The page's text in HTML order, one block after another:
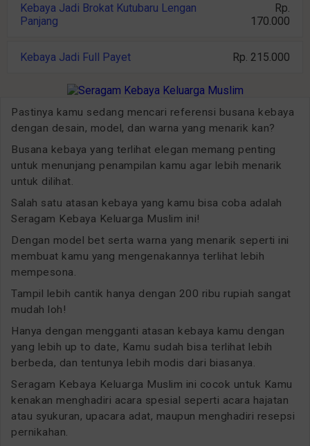
Kebaya Jadi Brokat Kutubaru Lengan
Panjang
Rp.
170.000
Kebaya Jadi Full Payet Rp. 215.000
Pastinya kamu sedang mencari referensi busana kebaya
dengan desain, model, dan warna yang menarik kan?
Busana kebaya yang terlihat elegan memang penting
untuk menunjang penampilan kamu agar lebih menarik
untuk dilihat.
Salah satu atasan kebaya yang kamu bisa coba adalah
Seragam Kebaya Keluarga Muslim ini!
Dengan model bet serta warna yang menarik seperti ini
membuat kamu yang mengenakannya terlihat lebih
mempesona.
Tampil lebih cantik hanya dengan 200 ribu rupiah sangat
mudah loh!
Hanya dengan mengganti atasan kebaya kamu dengan
yang lebih up to date, Kamu sudah bisa terlihat lebih
berbeda, dan tentunya lebih modis dari biasanya.
Seragam Kebaya Keluarga Muslim ini cocok untuk Kamu
kenakan menghadiri acara spesial seperti acara hajatan
atau syukuran, upacara adat, maupun menghadiri resepsi
pernikahan.